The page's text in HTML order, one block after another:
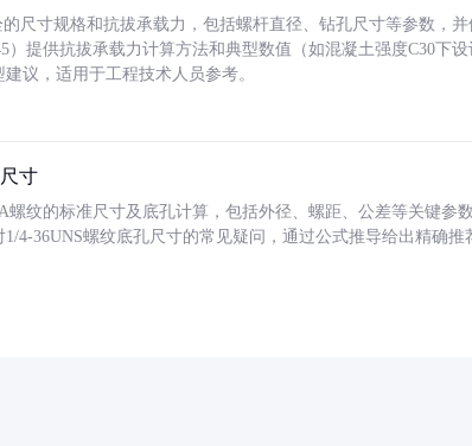
尺寸规格和抗拔承载力，包括螺杆直径、钻孔尺寸等参数，
）提供抗拔承载力计算方法和典型数值（如混凝土强度C30下
议，适用于工程技术人员参考。
寸
螺纹的标准尺寸及底孔计算，包括外径、螺距、公差等关键参
1/4-36UNS螺纹底孔尺寸的常见疑问，通过公式推导给出精确